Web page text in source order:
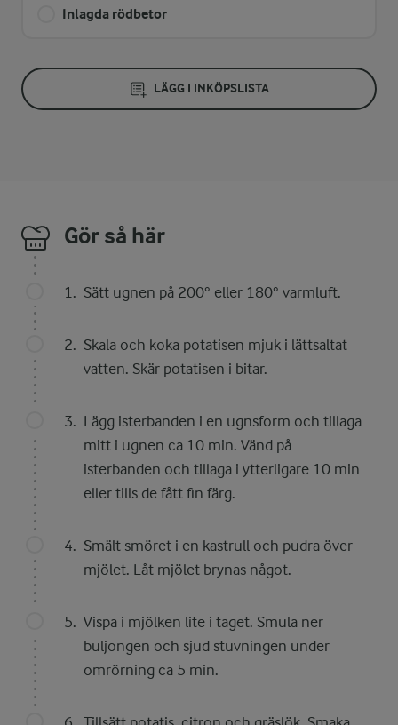
Inlagda rödbetor
LÄGG I INKÖPSLISTA
Gör så här
Sätt ugnen på 200° eller 180° varmluft.
Skala och koka potatisen mjuk i lättsaltat
vatten. Skär potatisen i bitar.
Lägg isterbanden i en ugnsform och tillaga
mitt i ugnen ca 10 min. Vänd på
isterbanden och tillaga i ytterligare 10 min
eller tills de fått fin färg.
Smält smöret i en kastrull och pudra över
mjölet. Låt mjölet brynas något.
Vispa i mjölken lite i taget. Smula ner
buljongen och sjud stuvningen under
omrörning ca 5 min.